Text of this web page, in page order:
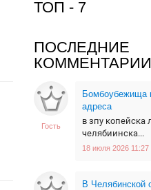
ТОП - 7
ПОСЛЕДНИЕ
КОММЕНТАРИИ
Гость
Бомбоубежища
адреса
в зпу копейска
челябиинска...
18 июля 2026 11:27
В Челябинской